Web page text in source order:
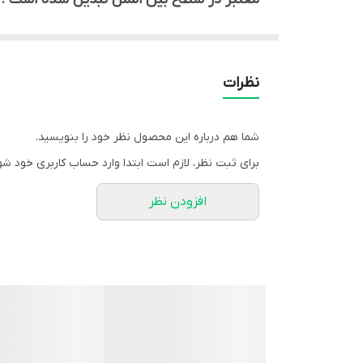
نظرات
شما هم درباره این محصول نظر خود را بنویسید.
برای ثبت نظر، لازم است ابتدا وارد حساب کاربری خود
افزودن نظر